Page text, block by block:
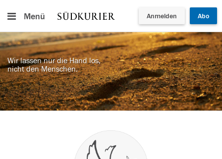
Menü Anmelden Abo
Wir lassen nur die Hand los,
nicht den Menschen.